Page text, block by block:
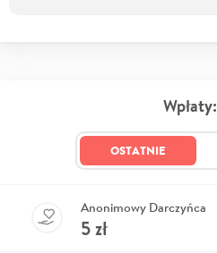
Wpłaty:
OSTATNIE
Anonimowy Darczyńca
5zł